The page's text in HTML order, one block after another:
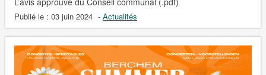
Publié le : 03 juin 2024 - Actualités